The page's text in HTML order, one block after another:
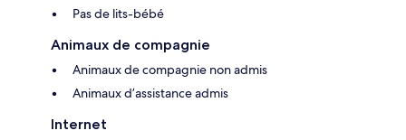
Pas de lits-bébé
Animaux de compagnie
Animaux de compagnie non admis
Animaux d’assistance admis
Internet